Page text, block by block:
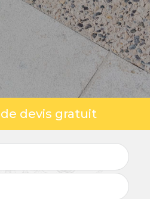
devis gratuit